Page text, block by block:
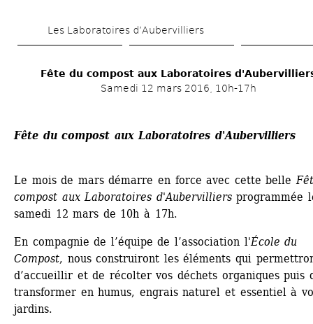
au
principal
Les Laboratoires d’Aubervilliers
Fête du compost aux Laboratoires
Samedi 12 mars 2016, 10h-17h
Fête du compost aux Laboratoires d'Aubervilliers
Le mois de mars démarre en force avec cette belle
compost aux Laboratoires d'Aubervilliers programmée
samedi 12 mars de 10h à 17h.
En compagnie de l’équipe de l’association l'École du
Compost, nous construiront les éléments qui
d’accueillir et de récolter vos déchets organiques puis
transformer en humus, engrais naturel et essentiel à
jardins.